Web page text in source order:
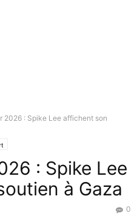
2026 : Spike Lee affichent son
: Spike Lee
à Gaza
0